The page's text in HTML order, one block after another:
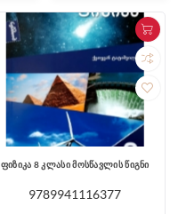
ფიზიკა 8 კლასი მოსწავლის წიგნი
9789941116377